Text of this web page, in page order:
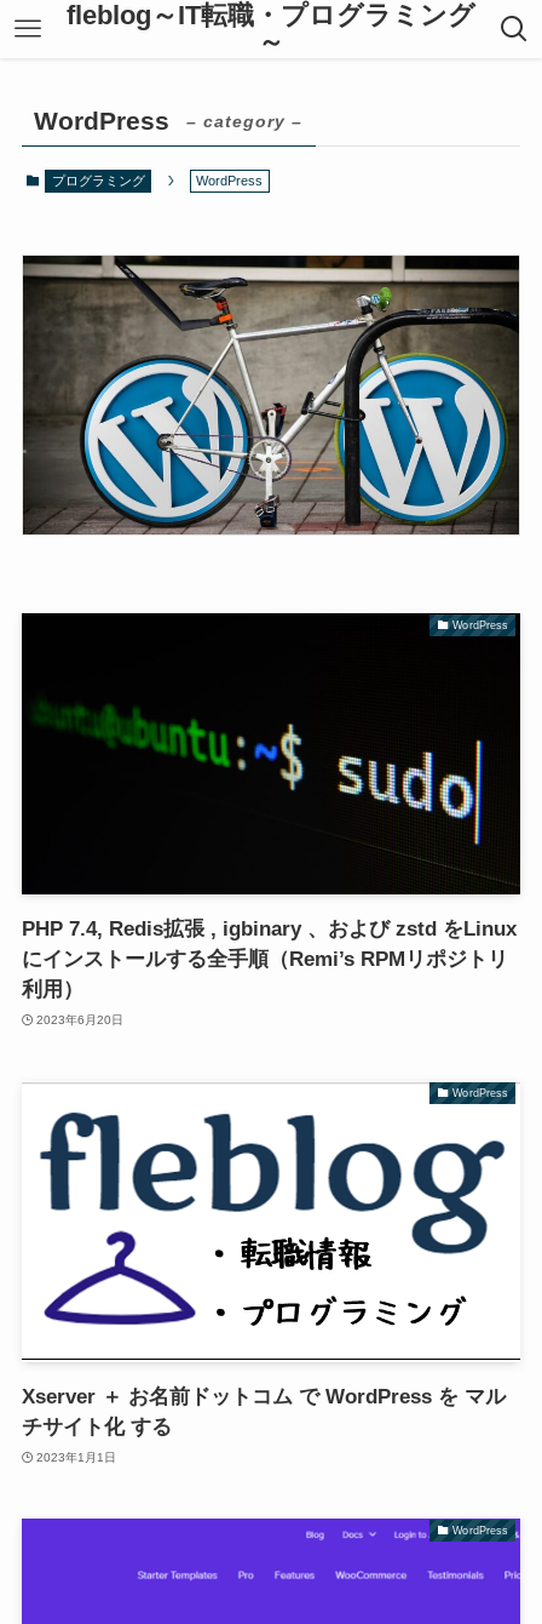
fleblog～IT転職・プログラミング
～
WordPress – category –
プログラミング WordPress
WordPress
PHP 7.4, Redis拡張 , igbinary 、および zstd をLinux
にインストールする全手順（Remi’s RPMリポジトリ
利用）
2023年6月20日
WordPress
Xserver ＋ お名前ドットコム で WordPress を マル
チサイト化 する
2023年1月1日
WordPress